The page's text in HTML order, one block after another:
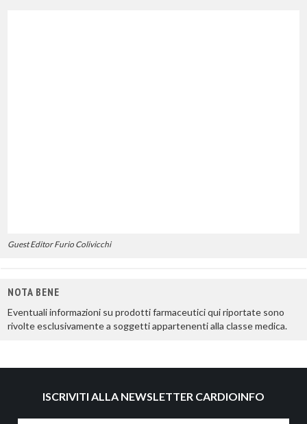
Guest Editor Furio Colivicchi
NOTA BENE
Eventuali informazioni su prodotti farmaceutici qui riportate sono
rivolte esclusivamente a soggetti appartenenti alla classe medica.
ISCRIVITI ALLA NEWSLETTER CARDIOINFO